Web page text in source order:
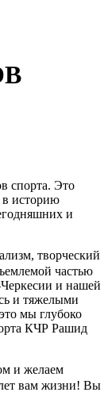
спорта. Это
в историю
и
творческий
частью
и нашей
и тяжелыми
мы глубоко
КЧР Рашид
и желаем
вам жизни! Вы